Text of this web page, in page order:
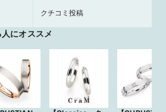
クチコミ投稿
にオススメ